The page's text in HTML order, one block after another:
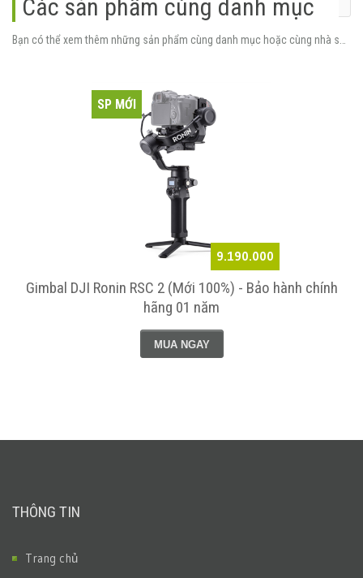
Các sản phẩm cùng danh mục
Bạn có thể xem thêm những sản phẩm cùng danh mục hoặc cùng nhà sản xuất.
9.190.000
SP MỚI
Gimbal DJI Ronin RSC 2 (Mới 100%) - Bảo hành chính
hãng 01 năm
MUA NGAY
THÔNG TIN
Trang chủ